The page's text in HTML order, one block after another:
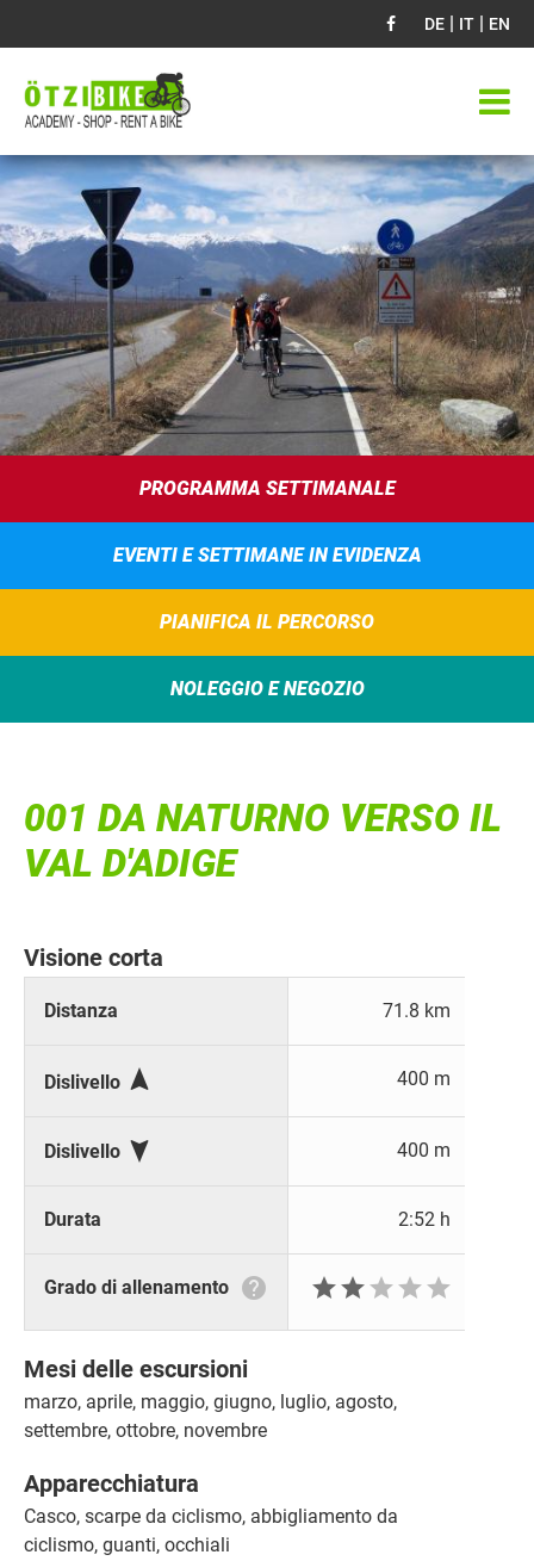
DE | IT | EN
PROGRAMMA SETTIMANALE
EVENTI E SETTIMANE IN EVIDENZA
PIANIFICA IL PERCORSO
NOLEGGIO E NEGOZIO
001 DA NATURNO VERSO IL
VAL D'ADIGE
Visione corta
Distanza 71.8 km
Dislivello  400 m
Dislivello  400 m
Durata 2:52 h
Grado di allenamento  
Mesi delle escursioni
marzo, aprile, maggio, giugno, luglio, agosto,
settembre, ottobre, novembre
Apparecchiatura
Casco, scarpe da ciclismo, abbigliamento da
ciclismo, guanti, occhiali